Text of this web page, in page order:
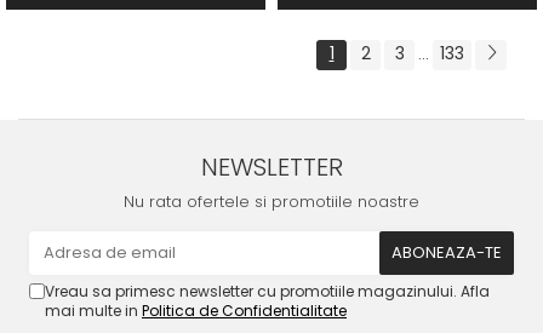
1 2 3 ... 133
NEWSLETTER
Nu rata ofertele si promotiile noastre
Vreau sa primesc newsletter cu promotiile magazinului. Afla
mai multe in Politica de Confidentialitate